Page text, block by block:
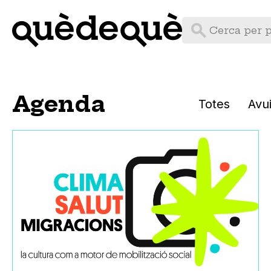
Agenda Totes Avui
Temes
Animals
Ciència
Cuina
Cultura
Cultures populars